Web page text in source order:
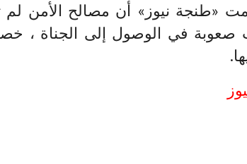
«طنجة نيوز» أن مصالح الأمن
صعوبة في الوصول إلى الجناة ،